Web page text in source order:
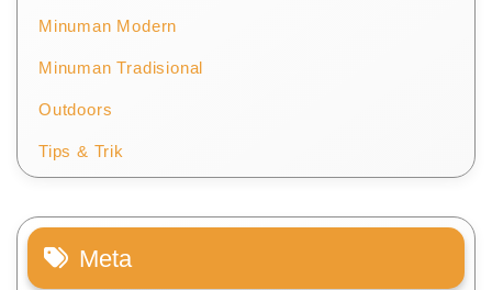
Minuman Modern
Minuman Tradisional
Outdoors
Tips & Trik
Meta